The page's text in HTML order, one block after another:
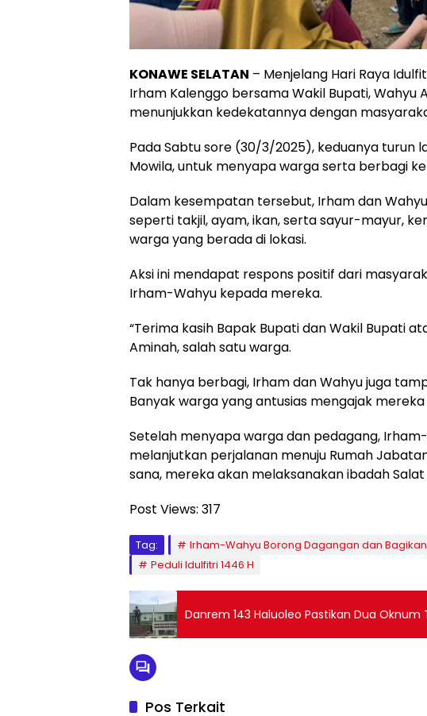
KONAWE SELATAN – Menjelang Hari Raya
Irham Kalenggo bersama Wakil Bupati,
menunjukkan kedekatannya dengan
Pada Sabtu sore (30/3/2025), keduanya turun
Mowila, untuk menyapa warga serta berbagi
Dalam kesempatan tersebut, Irham dan
seperti takjil, ayam, ikan, serta sayur-mayur,
warga yang berada di lokasi.
Aksi ini mendapat respons positif dari
Irham-Wahyu kepada mereka.
“Terima kasih Bapak Bupati dan Wakil Bupati
Aminah, salah satu warga.
Tak hanya berbagi, Irham dan Wahyu juga
Banyak warga yang antusias mengajak
Setelah menyapa warga dan pedagang,
melanjutkan perjalanan menuju Rumah
sana, mereka akan melaksanakan ibadah
Post Views: 317
Tag:
Irham-Wahyu Borong Dagangan dan
Peduli Idulfitri 1446 H
Danrem 143 Haluoleo Pastikan Dua Oknum
Pos Terkait